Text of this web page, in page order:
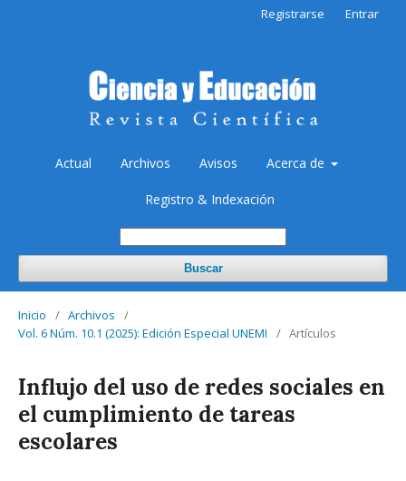
Actual Archivos Avisos Acerca de
Registro & Indexación
Buscar
Registrarse Entrar
Inicio / Archivos
/
Vol. 6 Núm. 10.1 (2025): Edición Especial UNEMI
/ Artículos
Influjo del uso de redes sociales en
el cumplimiento de tareas
escolares